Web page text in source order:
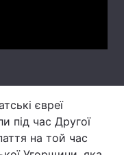
євреї
під час Другої
на той час